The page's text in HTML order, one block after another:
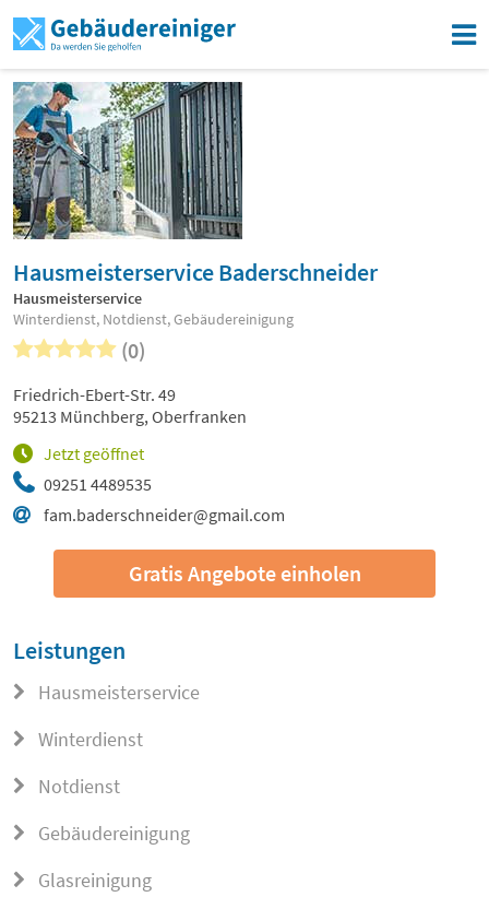
Hausmeisterservice Baderschneider
Hausmeisterservice
Winterdienst, Notdienst, Gebäudereinigung
(0)
09251 4489535
fam.baderschneider@gmail.com
Jetzt geöffnet
Friedrich-Ebert-Str. 49
95213 Münchberg, Oberfranken
Gratis Angebote einholen
Leistungen
Hausmeisterservice
Winterdienst
Notdienst
Gebäudereinigung
Glasreinigung